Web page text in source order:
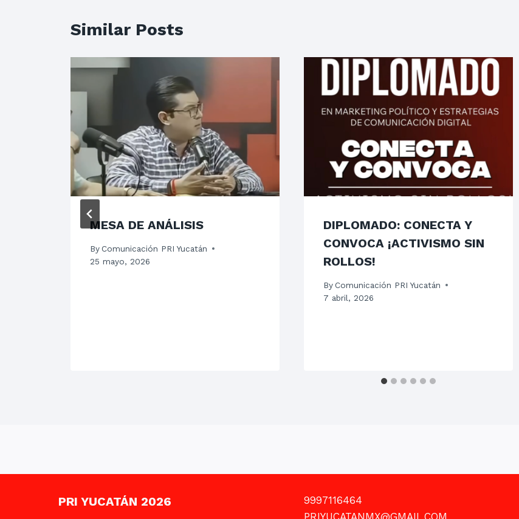
Similar Posts
MESA DE ANÁLISIS
By Comunicación PRI Yucatán
25 mayo, 2026
DIPLOMADO: CONECTA Y
CONVOCA ¡ACTIVISMO SIN
ROLLOS!
By Comunicación PRI Yucatán
7 abril, 2026
PRI YUCATÁN 2026
9997116464
PRIYUCATANMX@GMAIL.COM